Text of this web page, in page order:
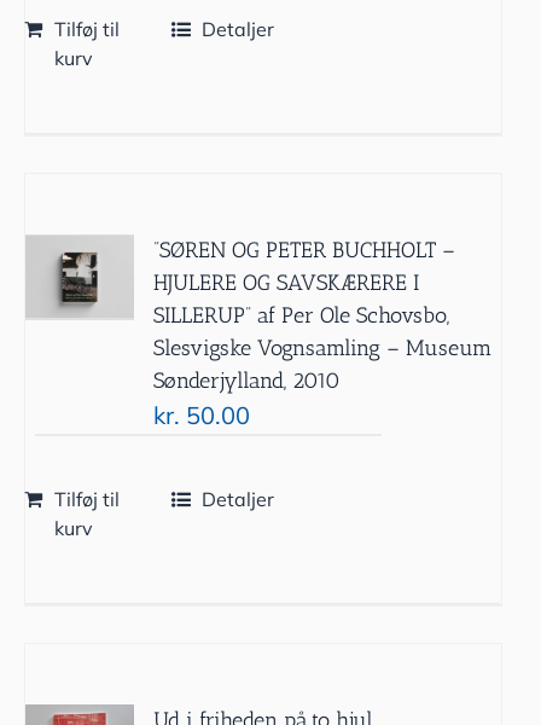
Tilføj til
kurv
Detaljer
”SØREN OG PETER BUCHHOLT –
HJULERE OG SAVSKÆRERE I
SILLERUP” af Per Ole Schovsbo,
Slesvigske Vognsamling – Museum
Sønderjylland, 2010
kr. 50.00
Tilføj til
kurv
Detaljer